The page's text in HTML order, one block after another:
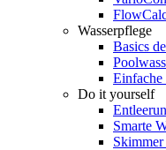
Wasserpflege
Basics
Do it yourself
Smarte